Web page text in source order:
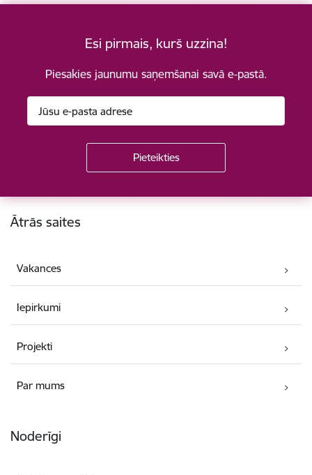
Esi pirmais, kurš uzzina!
Piesakies jaunumu saņemšanai savā e-pastā.
Kājene
Ātrās saites
Vakances
Iepirkumi
Projekti
Par mums
Noderīgi